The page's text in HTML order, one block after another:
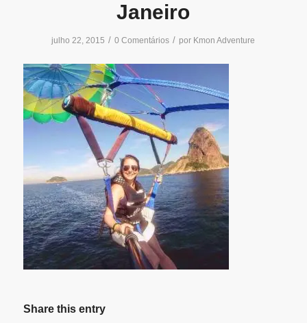
Janeiro
julho 22, 2015 / 0 Comentários / por Kmon Adventure
Share this entry